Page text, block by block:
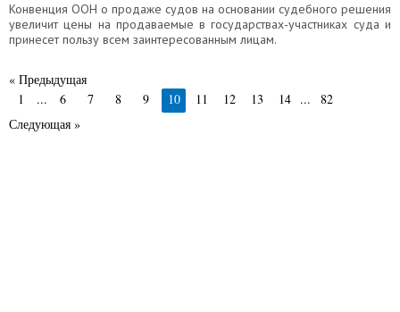
Конвенция ООН о продаже судов на основании судебного решения
увеличит цены на продаваемые в государствах-участниках суда и
принесет пользу всем заинтересованным лицам.
« Предыдущая
1
... 6 7 8 9 10 11 12 13 14 ...
82
Следующая »